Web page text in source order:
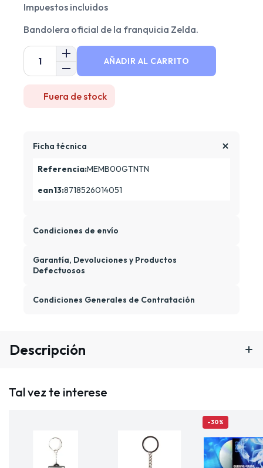
Impuestos incluidos
Bandolera oficial de la franquicia Zelda.
AÑADIR AL CARRITO
Fuera de stock
Ficha técnica
Referencia:MEMB00GTNTN
ean13:8718526014051
Condiciones de envío
Garantía, Devoluciones y Productos
Defectuosos
Condiciones Generales de Contratación
Descripción
Tal vez te interese
-30%